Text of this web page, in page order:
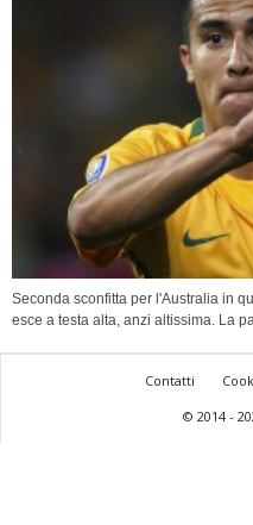
Seconda sconfitta per l'Australia in
esce a testa alta, anzi altissima. La
Contatti
© 2014 -